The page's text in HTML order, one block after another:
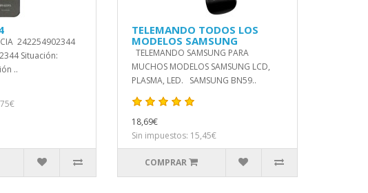
242254902344
Situación:
..
TELEMANDO TODOS LOS
MODELOS SAMSUNG
TELEMANDO SAMSUNG PARA
MUCHOS MODELOS SAMSUNG LCD,
PLASMA, LED. SAMSUNG BN59..
18,69€
Sin impuestos: 15,45€
COMPRAR